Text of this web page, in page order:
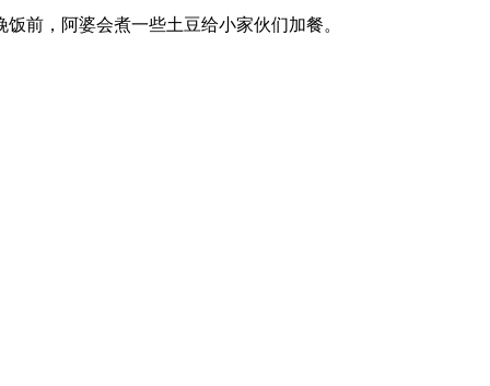
前，阿婆会煮一些土豆给小家伙们加餐。